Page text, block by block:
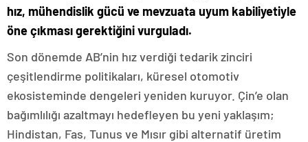
hız, mühendislik gücü ve mevzuata uyum kabiliyetiyle
öne çıkması gerektiğini vurguladı.
Son dönemde AB’nin hız verdiği tedarik zinciri
çeşitlendirme politikaları, küresel otomotiv
ekosisteminde dengeleri yeniden kuruyor. Çin’e olan
bağımlılığı azaltmayı hedefleyen bu yeni yaklaşım;
Hindistan, Fas, Tunus ve Mısır gibi alternatif üretim